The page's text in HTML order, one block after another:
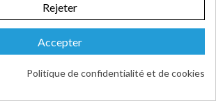
623,08 €
Rejeter
Accepter
Politique de confidentialité et de cookies